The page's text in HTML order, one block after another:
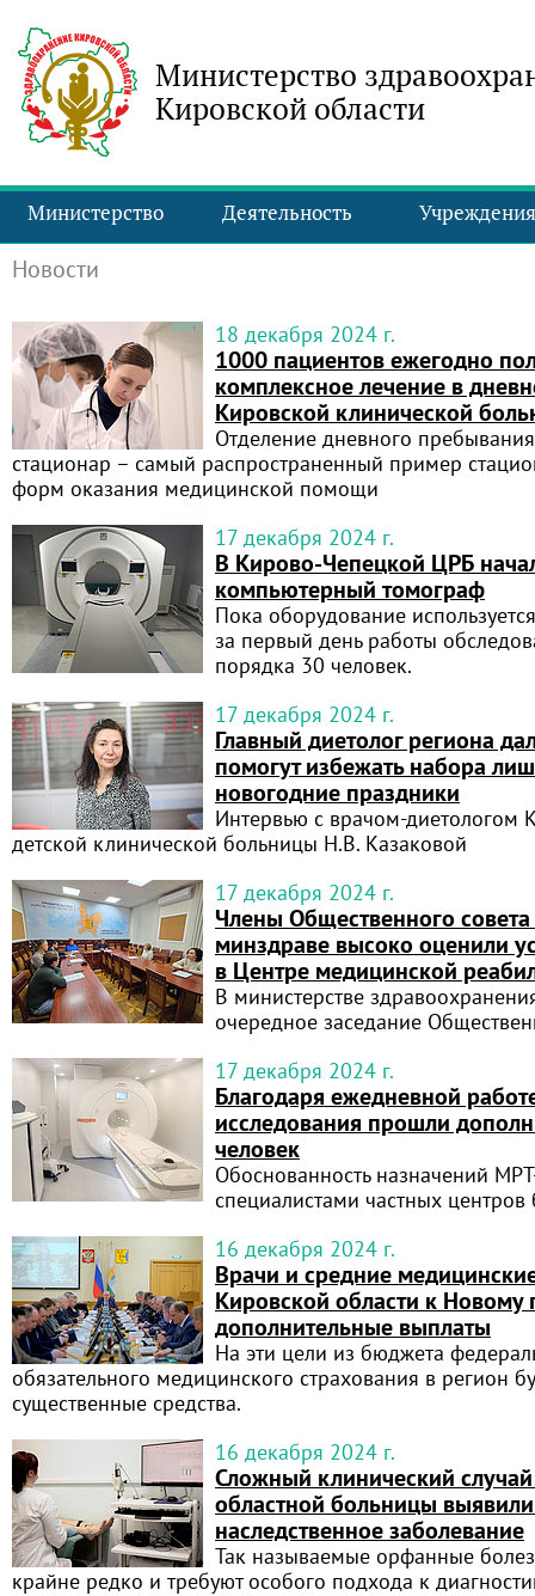
Министерство
Кировской области
Министерство Деятельность Учреждения
Новости
18 декабря 2024 г.
1000 пациентов ежегодно
комплексное лечение в
Кировской клинической
Отделение дневного
стационар – самый распространенный пример
форм оказания медицинской помощи
17 декабря 2024 г.
В Кирово-Чепецкой ЦРБ
компьютерный томограф
Пока оборудование
за первый день работы
порядка 30 человек.
17 декабря 2024 г.
Главный диетолог региона
помогут избежать набора
новогодние праздники
Интервью с врачом-диетологом
детской клинической больницы Н.В. Казаковой
17 декабря 2024 г.
Члены Общественного
минздраве высоко оценили
в Центре медицинской
В министерстве
очередное заседание
17 декабря 2024 г.
Благодаря ежедневной
исследования прошли
человек
Обоснованность назначений
специалистами частных центров
16 декабря 2024 г.
Врачи и средние
Кировской области к Новому
дополнительные выплаты
На эти цели из бюджета
обязательного медицинского страхования в регион
существенные средства.
16 декабря 2024 г.
Сложный клинический
областной больницы
наследственное заболевание
Так называемые орфанные
крайне редко и требуют особого подхода к